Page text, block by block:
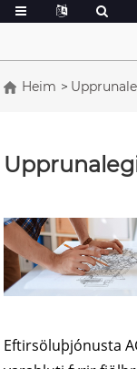
Heim
Eftirsöluþjónusta
CU
DE
K
V